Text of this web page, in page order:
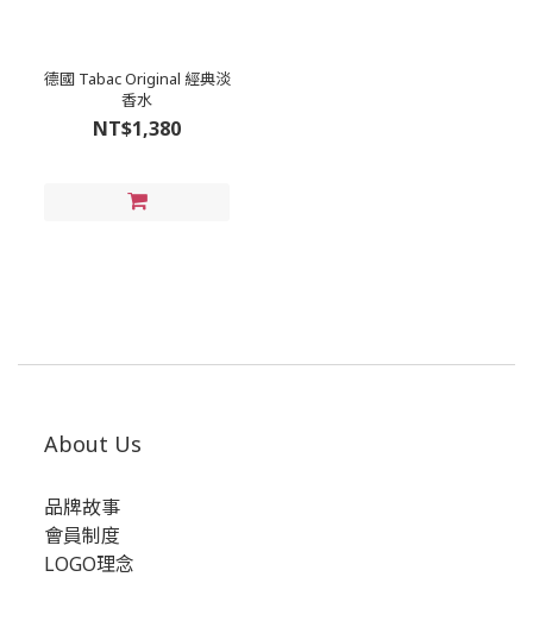
德國 Tabac Original 經典淡
香水
NT$1,380
About Us
品牌故事
會員制度
LOGO理念